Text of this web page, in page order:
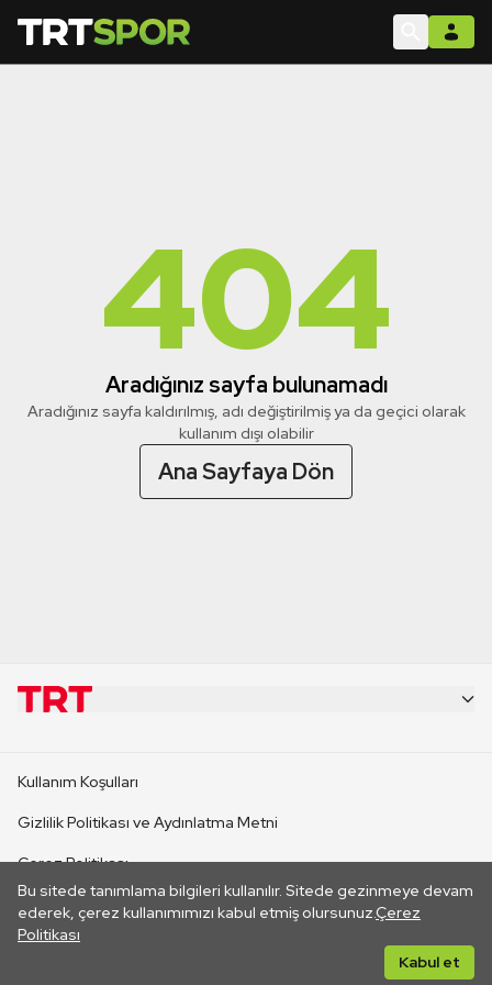
404
Aradığınız sayfa bulunamadı
Aradığınız sayfa kaldırılmış, adı değiştirilmiş ya da geçici olarak
kullanım dışı olabilir
Ana Sayfaya Dön
Bu sitede tanımlama bilgileri kullanılır. Sitede gezinmeye devam
ederek, çerez kullanımımızı kabul etmiş olursunuz.Çerez
Politikası
Kabul et
CANLI YAYINLAR
Kullanım Koşulları
Gizlilik Politikası ve Aydınlatma Metni
Çerez Politikası
İletişim
Her hakkı saklıdır. ©2026 TRT. Bağlantı yoluyla gidilen dış